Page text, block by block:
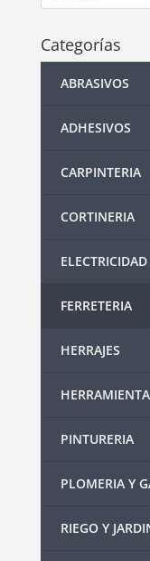
Categorías
ABRASIVOS
ADHESIVOS
CARPINTERIA
CORTINERIA
ELECTRICIDAD
FERRETERIA
HERRAJES
PINTURERIA
PLOMERIA Y
RIEGO Y